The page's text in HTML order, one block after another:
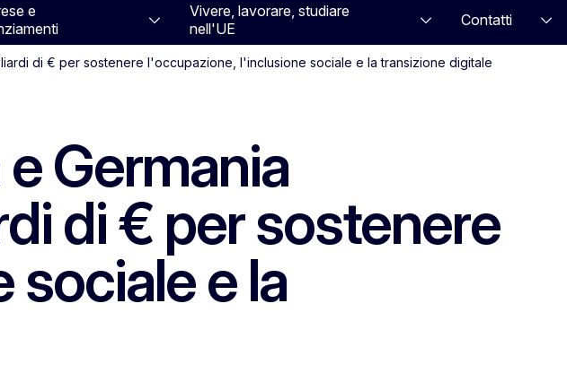
e
Vivere, lavorare, studiare
nell'UE
Contatti
di € per sostenere l'occupazione, l'inclusione sociale e la transizione digitale
Germania
di € per sostenere
e la